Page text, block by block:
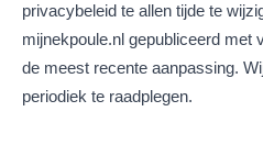
privacybeleid te allen tijde te
mijnekpoule.nl gepubliceerd met
de meest recente aanpassing.
periodiek te raadplegen.